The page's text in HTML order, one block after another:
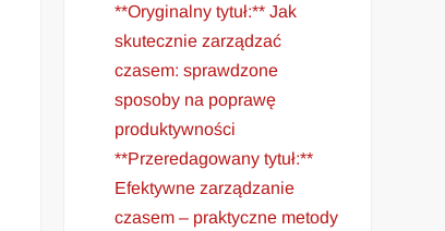
**Oryginalny tytuł:** Jak
skutecznie zarządzać
czasem: sprawdzone
sposoby na poprawę
produktywności
**Przeredagowany tytuł:**
Efektywne zarządzanie
czasem – praktyczne metody